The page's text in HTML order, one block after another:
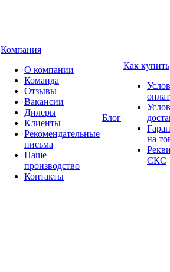
Компания
О компании
Команда
Отзывы
Вакансии
Дилеры
Клиенты
Рекомендательные
письма
Наше
производство
Контакты
Блог
Как купить
на
СКС